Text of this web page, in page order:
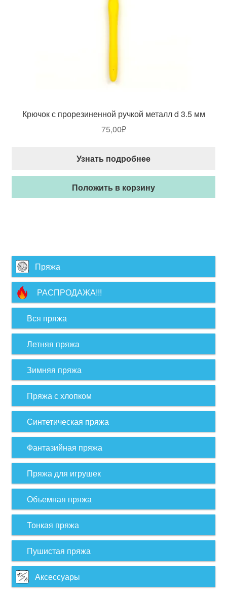
Крючок с прорезиненной ручкой металл d 3.5 мм
75,00₽
Узнать подробнее
Положить в корзину
Пряжа
РАСПРОДАЖА!!!
Вся пряжа
Летняя пряжа
Зимняя пряжа
Пряжа с хлопком
Синтетическая пряжа
Фантазийная пряжа
Пряжа для игрушек
Объемная пряжа
Тонкая пряжа
Пушистая пряжа
Аксессуары